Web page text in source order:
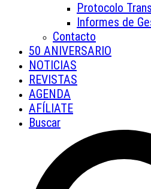
Protocolo
Informes de
Contacto
50 ANIVERSARIO
NOTICIAS
REVISTAS
AGENDA
AFÍLIATE
Buscar